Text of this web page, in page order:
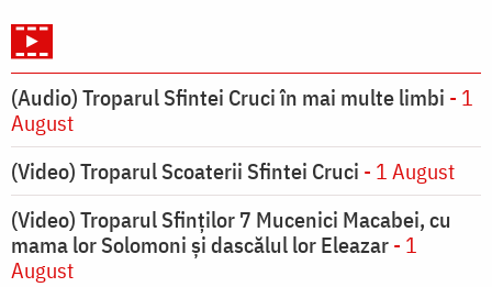
(Audio) Troparul Sfintei Cruci în mai multe limbi - 1
August
(Video) Troparul Scoaterii Sfintei Cruci - 1 August
(Video) Troparul Sfinților 7 Mucenici Macabei, cu
mama lor Solomoni și dascălul lor Eleazar- 1
August